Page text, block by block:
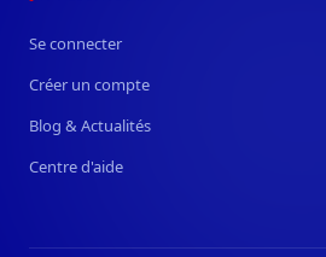
Se connecter
Créer un compte
Blog & Actualités
Centre d'aide